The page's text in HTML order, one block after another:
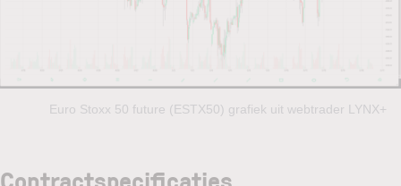
Euro Stoxx 50 future (ESTX50) grafiek uit webtrader LYNX+